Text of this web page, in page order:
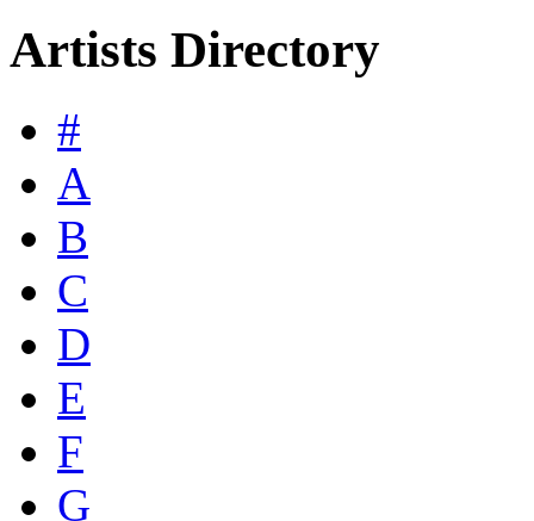
Artists Directory
#
A
B
C
D
E
F
G